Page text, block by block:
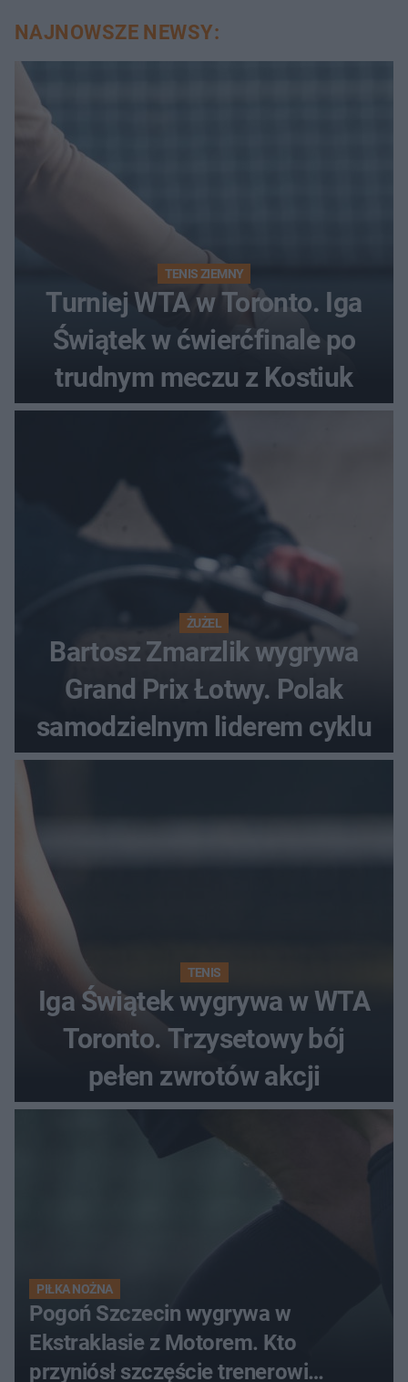
NAJNOWSZE NEWSY:
TENIS ZIEMNY
Turniej WTA w Toronto. Iga
Świątek w ćwierćfinale po
trudnym meczu z Kostiuk
ŻUŻEL
Bartosz Zmarzlik wygrywa
Grand Prix Łotwy. Polak
samodzielnym liderem cyklu
TENIS
Iga Świątek wygrywa w WTA
Toronto. Trzysetowy bój
pełen zwrotów akcji
PIŁKA NOŻNA
Pogoń Szczecin wygrywa w
Ekstraklasie z Motorem. Kto
przyniósł szczęście trenerowi